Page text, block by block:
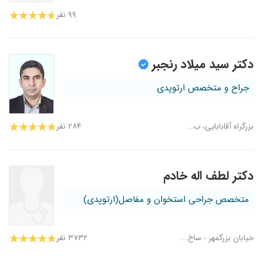
۹۹ نفر
دکتر سید میلاد رنجبر
جراح و متخصص ارتوپدی
بزرگراه آقابابایی، ب... ۲۸۴ نفر
دکتر لطف اله خادم
متخصص جراحی استخوان و مفاصل(ارتوپدی)
خیابان بزرگمهر - ساخ... ۳۷۳۲ نفر